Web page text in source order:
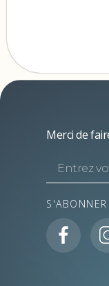
Merci de